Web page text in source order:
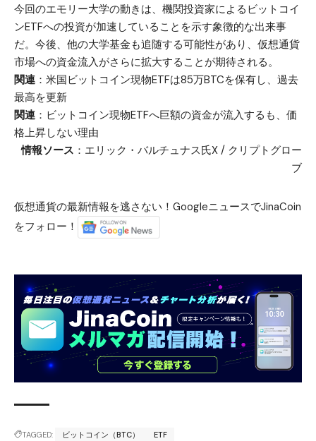
今回のエモリー大学の動きは、機関投資家によるビットコイ
ンETFへの投資が加速していることを示す象徴的な出来事
だ。今後、他の大学基金も追随する可能性があり、仮想通貨
市場への資金流入がさらに拡大することが期待される。
関連 ： 米国ビットコイン現物ETFは85万BTCを保有し、過去
最高を更新
関連 ： ビットコイン現物ETFへ巨額の資金が流入するも、価
格上昇しない理由
情報ソース ： エリック・バルチュナス氏X / クリプトグロー
ブ
仮想通貨の最新情報を逃さない！GoogleニュースでJinaCoin
をフォロー！
TAGGED: ビットコイン（BTC） ETF